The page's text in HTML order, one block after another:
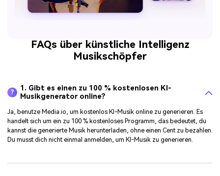
FAQs über künstliche Intelligenz
Musikschöpfer
?
1. Gibt es einen zu 100 % kostenlosen KI-
Musikgenerator online?
Ja, benutze Media.io, um kostenlos KI-Musik online zu generieren. Es
handelt sich um ein zu 100 % kostenloses Programm, das bedeutet, du
kannst die generierte Musik herunterladen, ohne einen Cent zu bezahlen.
Du musst dich nicht einmal anmelden, um KI-Musik zu generieren.